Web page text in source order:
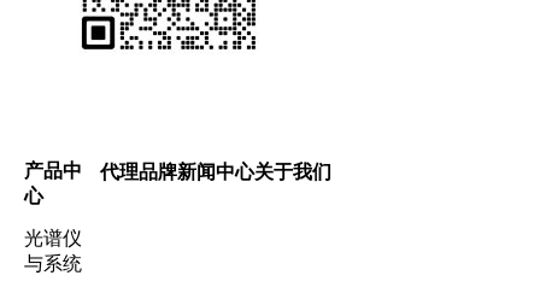
产品中
心
光谱仪
与系统
代理品牌新闻中心关于我们